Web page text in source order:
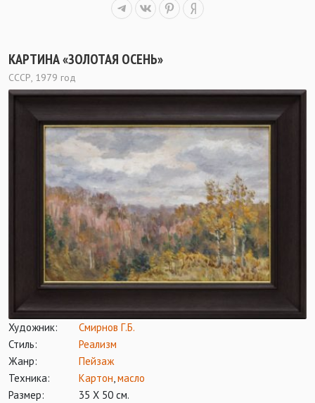
КАРТИНА «ЗОЛОТАЯ ОСЕНЬ»
СССР, 1979 год
Художник:
Смирнов Г.Б.
Стиль:
Реализм
Жанр:
Пейзаж
Техника:
Картон,масло
Размер:
35 Х 50 см.